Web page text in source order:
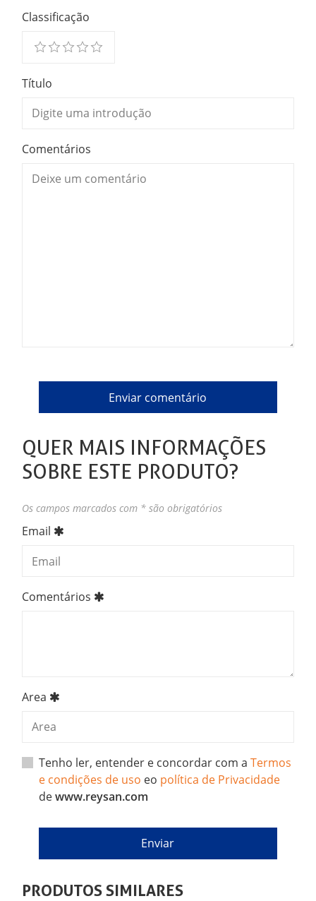
Classificação
Título
Comentários
QUER MAIS INFORMAÇÕES
SOBRE ESTE PRODUTO?
Os campos marcados com * são obrigatórios
Email
Comentários
Area
Tenho ler, entender e concordar com aTermos
e condições de uso eo política de Privacidade
dewww.reysan.com
PRODUTOS SIMILARES